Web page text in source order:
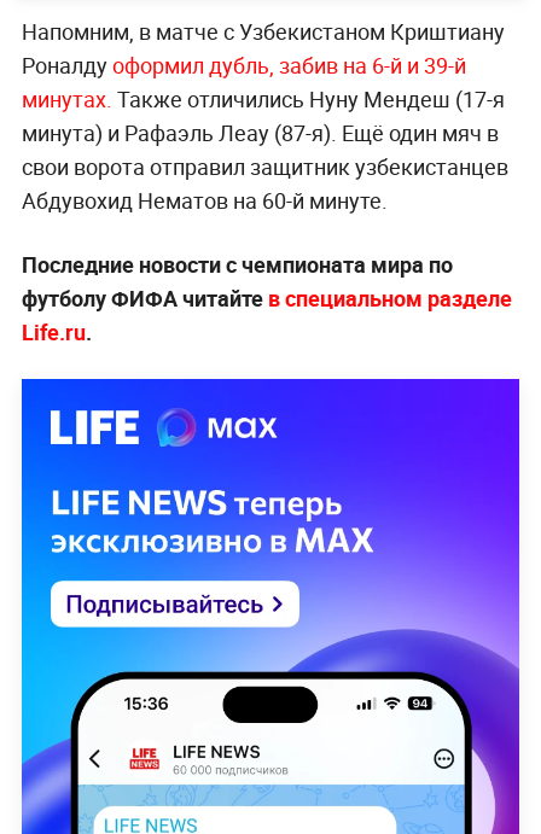
Напомним, в матче с Узбекистаном Криштиану
Роналдуоформил дубль, забив на 6-й и 39-й
минутах. Также отличились Нуну Мендеш (17-я
минута) и Рафаэль Леау (87-я). Ещё один мяч в
свои ворота отправил защитник узбекистанцев
Абдувохид Нематов на 60-й минуте.
Последние новости с чемпионата мира по
футболу ФИФА читайте в специальном разделе
Life.ru.